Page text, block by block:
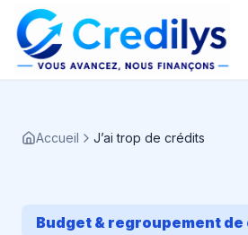
Accueil J’ai trop de crédits
Budget & regroupement